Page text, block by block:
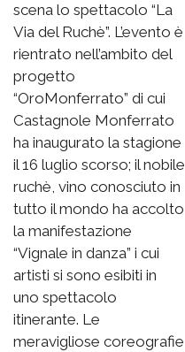
scena lo spettacolo “La
Via del Ruchè”. L’evento è
rientrato nell’ambito del
progetto
“OroMonferrato” di cui
Castagnole Monferrato
ha inaugurato la stagione
il 16 luglio scorso; il nobile
ruchè, vino conosciuto in
tutto il mondo ha accolto
la manifestazione
“Vignale in danza” i cui
artisti si sono esibiti in
uno spettacolo
itinerante. Le
meravigliose coreografie